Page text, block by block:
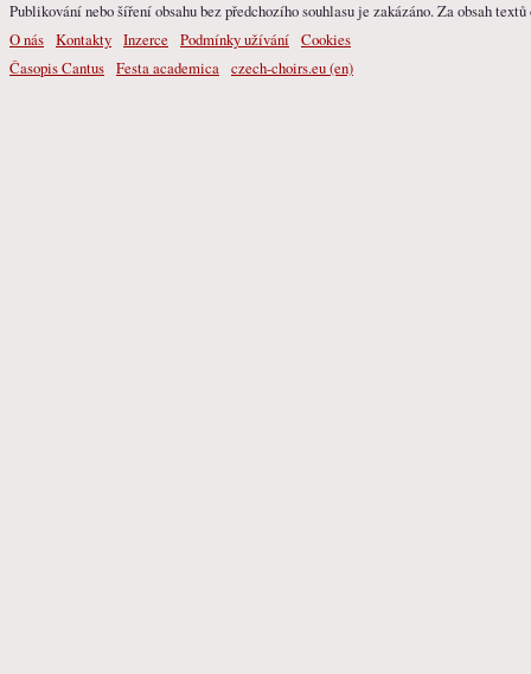
Publikování nebo šíření obsahu bez předchozího souhlasu je zakázáno. Za obsah
O nás Kontakty Inzerce Podmínky užívání Cookies
Časopis Cantus Festa academica czech-choirs.eu (en)